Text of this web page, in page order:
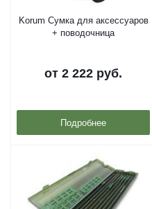
Korum Сумка для аксессуаров
+ поводочница
от 2 222 руб.
Подробнее